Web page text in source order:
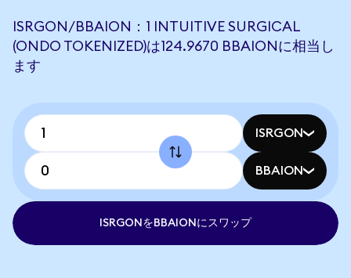
ISRGON/BBAION：1 INTUITIVE SURGICAL
(ONDO TOKENIZED)は124.9670 BBAIONに相当し
ます
ISRGON
BBAION
ISRGONをBBAIONにスワップ